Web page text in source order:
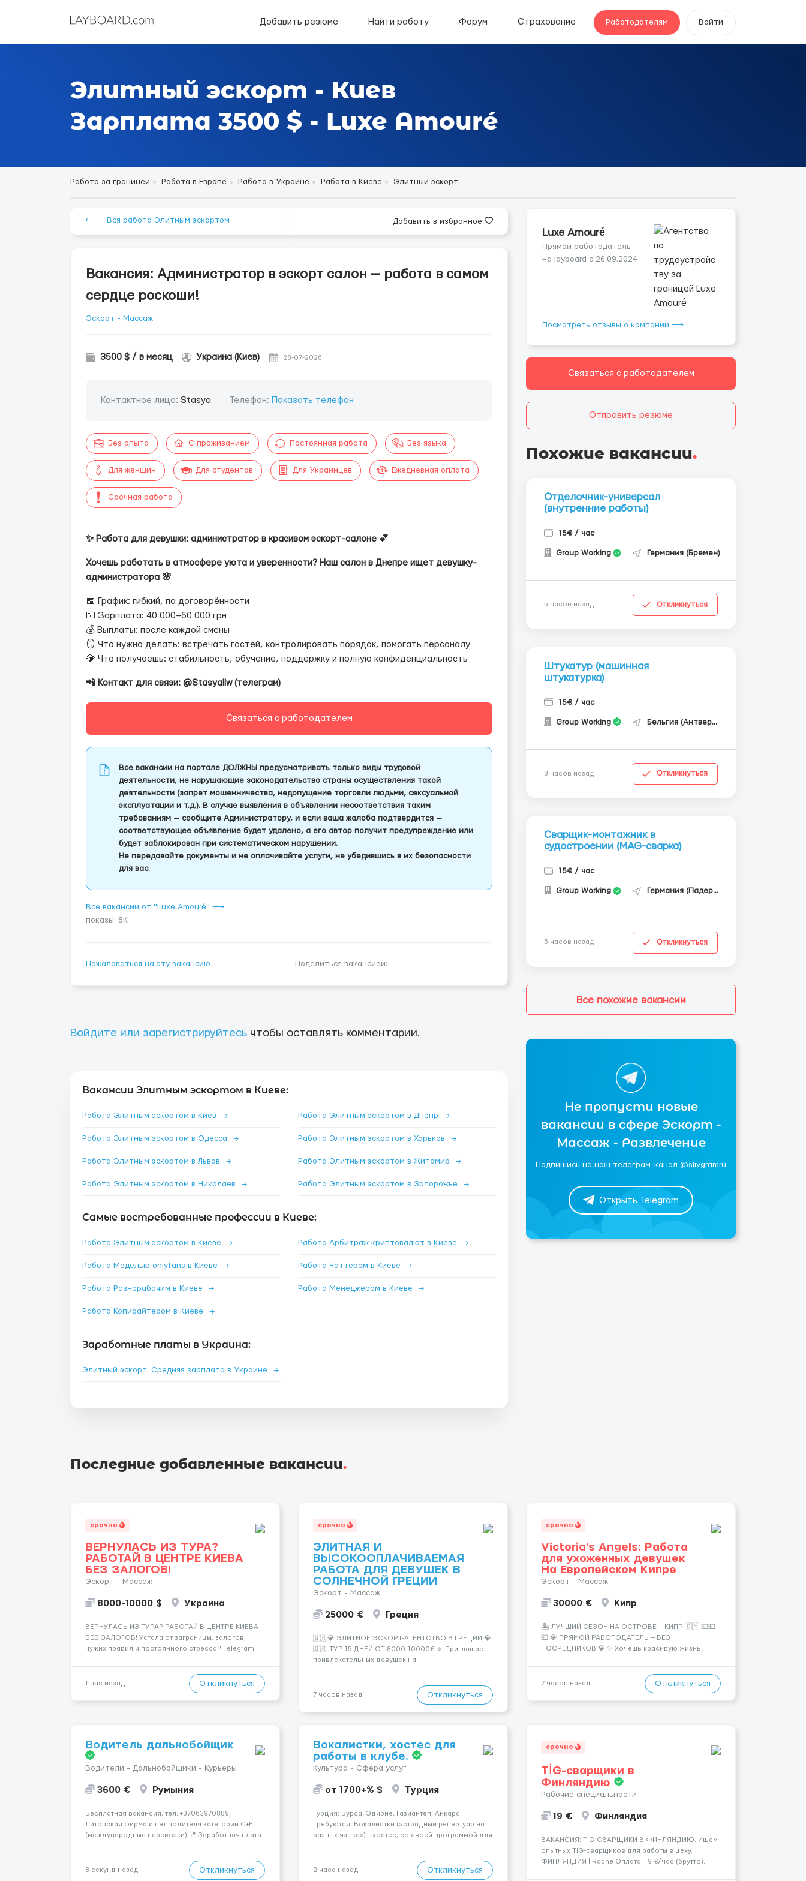
Добавить резюме Найти работу Форум Страхование Работодателям Войти
Элитный эскорт - Киев
Зарплата 3500 $ - Luxe Amouré
Работа за границей Работа в Европе Работа в Украине Работа в Киеве Элитный эскорт
⟵ Вся работа Элитным эскортом Добавить в избранное
Вакансия: Администратор в эскорт салон — работа в самом
сердце роскоши!
Эскорт - Массаж
3500 $ / в месяц Украина (Киев) 28-07-2026
Контактное лицо: Stasya Телефон: Показать телефон
Без опыта С проживанием Постоянная работа Без языка
Для женщин Для студентов Для Украинцев Ежедневная оплата
Срочная работа
✨ Работа для девушки: администратор в красивом эскорт-салоне 💕
Хочешь работать в атмосфере уюта и уверенности? Наш салон в Днепре ищет девушку-
администратора 🌸
📅 График: гибкий, по договорённости
💵 Зарплата: 40 000–60 000 грн
💰 Выплаты: после каждой смены
🪞 Что нужно делать: встречать гостей, контролировать порядок, помогать персоналу
💎 Что получаешь: стабильность, обучение, поддержку и полную конфиденциальность
📲 Контакт для связи: @Stasyallw (телеграм)
Связаться с работодателем
Все вакансии на портале ДОЛЖНЫ предусматривать только виды трудовой
деятельности, не нарушающие законодательство страны осуществления такой
деятельности (запрет мошенничества, недопущение торговли людьми, сексуальной
эксплуатации и т.д.). В случае выявления в объявлении несоответствия таким
требованиям — сообщите Администратору, и если ваша жалоба подтвердится —
соответствующее объявление будет удалено, а его автор получит предупреждение или
будет заблокирован при систематическом нарушении.
Не передавайте документы и не оплачивайте услуги, не убедившись в их безопасности
для вас.
Все вакансии от "Luxe Amouré" ⟶
показы: 8K
Пожаловаться на эту вакансию Поделиться вакансией:
Войдите или зарегистрируйтесь чтобы оставлять комментарии.
Вакансии Элитным эскортом в Киеве:
Работа Элитным эскортом в Киев → Работа Элитным эскортом в Днепр →
Работа Элитным эскортом в Одесса → Работа Элитным эскортом в Харьков →
Работа Элитным эскортом в Львов → Работа Элитным эскортом в Житомир →
Работа Элитным эскортом в Николаев → Работа Элитным эскортом в Запорожье →
Самые востребованные профессии в Киеве:
Работа Элитным эскортом в Киеве → Работа Арбитраж криптовалют в Киеве →
Работа Моделью onlyfans в Киеве → Работа Чаттером в Киеве →
Работа Разнорабочим в Киеве → Работа Менеджером в Киеве →
Работа Копирайтером в Киеве →
Заработные платы в Украина:
Элитный эскорт: Средняя зарплата в Украине →
Luxe Amouré
Прямой работодатель
на layboard с 26.09.2024
Посмотреть отзывы о компании ⟶
Связаться с работодателем
Отправить резюме
Похожие вакансии.
Отделочник-универсал
(внутренние работы)
15€ / час
Group Working Германия (Бремен)
5 часов назад Откликнуться
Штукатур (машинная
штукатурка)
15€ / час
Group Working Бельгия (Антверпен)
8 часов назад Откликнуться
Сварщик-монтажник в
судостроении (MAG-сварка)
15€ / час
Group Working Германия (Падерборн)
5 часов назад Откликнуться
Все похожие вакансии
Не пропусти новые
вакансии в сфере Эскорт -
Массаж - Развлечение
Подпишись на наш телеграм-канал @slivgramru
Открыть Telegram
Последние добавленные вакансии.
срочно
ВЕРНУЛАСЬ ИЗ ТУРА?
РАБОТАЙ В ЦЕНТРЕ КИЕВА
БЕЗ ЗАЛОГОВ!
Эскорт - Массаж
8000-10000 $ Украина
ВЕРНУЛАСЬ ИЗ ТУРА? РАБОТАЙ В ЦЕНТРЕ КИЕВА
БЕЗ ЗАЛОГОВ! Устала от заграницы, залогов,
чужих правил и постоянного стресса? Telegram:
Киева Можно работать в эскорте или в
1 час назад Откликнуться
срочно
ЭЛИТНАЯ И
ВЫСОКООПЛАЧИВАЕМАЯ
РАБОТА ДЛЯ ДЕВУШЕК В
СОЛНЕЧНОЙ ГРЕЦИИ
Эскорт - Массаж
25000 € Греция
🇬🇷💎 ЭЛИТНОЕ ЭСКОРТ-АГЕНТСТВО В ГРЕЦИИ 💎
🇬🇷 ТУР 15 ДНЕЙ ОТ 8000-10000€ 🔹 Приглашает
привлекательных девушек на
хорошие деньги 💶 — это предложение для тебя! 🔹
7 часов назад Откликнуться
срочно
Victoria's Angels: Работа
для ухоженных девушек
На Европейском Кипре
Эскорт - Массаж
30000 € Кипр
🏝️ ЛУЧШИЙ СЕЗОН НА ОСТРОВЕ — КИПР 🇨🇾 💶💶
💶 💎 ПРЯМОЙ РАБОТОДАТЕЛЬ — БЕЗ
ПОСРЕДНИКОВ 💎 ✨ Хочешь красивую жизнь,
— Опытная команда с годами практики —
Стабильный поток клиентов (без ...
7 часов назад Откликнуться
Водитель дальнобойщик
Водители - Дальнобойщики - Курьеры
3600 € Румыния
Бесплатная вакансия, тел. +37063970889,
Литовская фирма ищет водителя категории C+E
(международные перевозки) 📍 Заработная плата:
рефрижераторах. В среднем 400–500 км в день.
8 секунд назад Откликнуться
Вокалистки, хостес для
работы в клубе.
Культура - Сфера услуг
от 1700+% $ Турция
Турция: Бурса, Эдирне, Газиантеп, Анкара.
Требуются: Вокалистки (эстрадный репертуар на
разных языках) + хостеc, со своей программой для
трех месяцев. Мед. страховка. Высокая зарплат...
2 часа назад Откликнуться
срочно
TİG-сварщики в
Финляндию
Рабочие специальности
19 € Финляндия
​​ВАКАНСИЯ: TIG-СВАРЩИКИ В ФИНЛЯНДИЮ. Ищем
опытных TIG-сварщиков для работы в цеху.
ФИНЛЯНДИЯ | Raahe Оплата: 19 €/час (брутто).